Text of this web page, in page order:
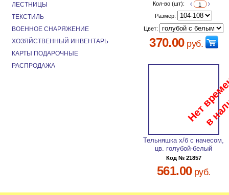
Кол-во (шт):
Размер:
Цвет:
370.00руб.
Тельняшка х/б с начесом,
цв. голубой-белый
Код № 21857
561.00руб.
ЛЕСТНИЦЫ
ТЕКСТИЛЬ
ВОЕННОЕ СНАРЯЖЕНИЕ
ХОЗЯЙСТВЕННЫЙ ИНВЕНТАРЬ
КАРТЫ ПОДАРОЧНЫЕ
РАСПРОДАЖА